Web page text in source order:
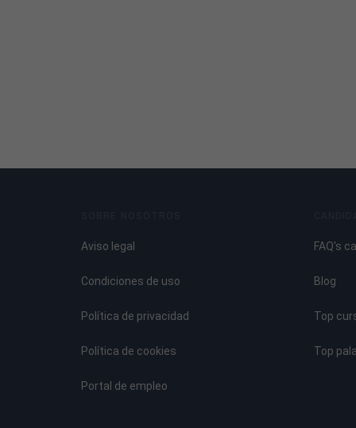
Aviso legal
Condiciones de uso
Política de privacidad
Política de cookies
Portal de empleo
FAQ's
Blog
Top
Top